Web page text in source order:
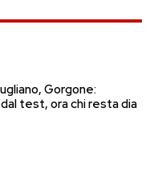
Gorgone:
test, ora chi resta dia